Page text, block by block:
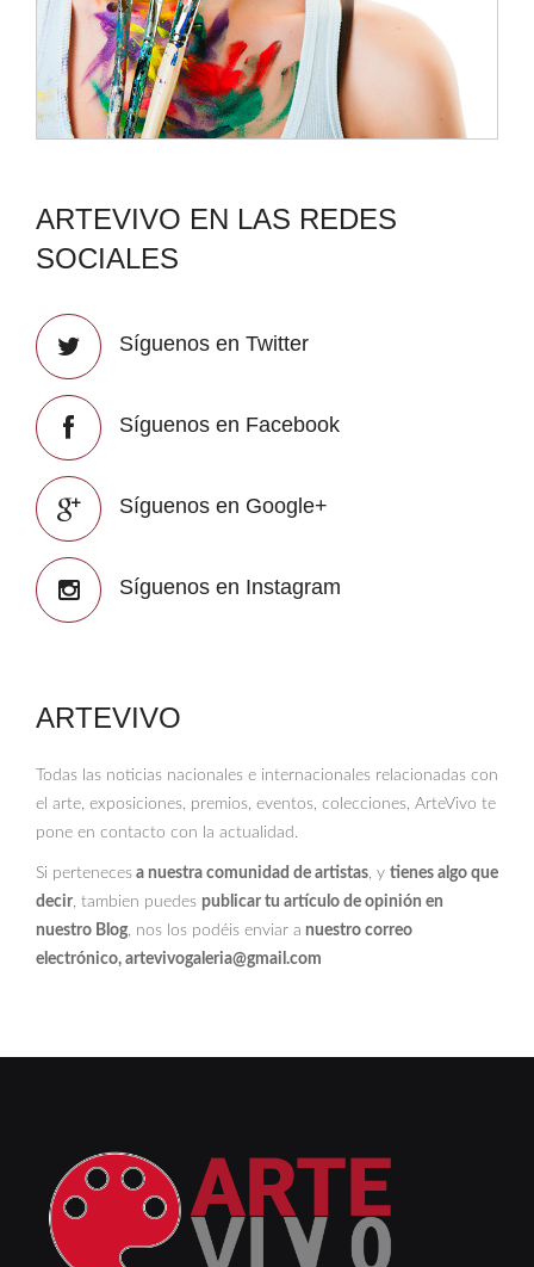
ARTEVIVO EN LAS REDES
SOCIALES
Síguenos en Twitter
Síguenos en Facebook
Síguenos en Google+
Síguenos en Instagram
ARTEVIVO
Todas las noticias nacionales e internacionales relacionadas con
el arte, exposiciones, premios, eventos, colecciones, ArteVivo te
pone en contacto con la actualidad.
Si perteneces a nuestra comunidad de artistas, y tienes algo que
decir, tambien puedes publicar tu artículo de opinión en
nuestro Blog, nos los podéis enviar a nuestro correo
electrónico, artevivogaleria@gmail.com